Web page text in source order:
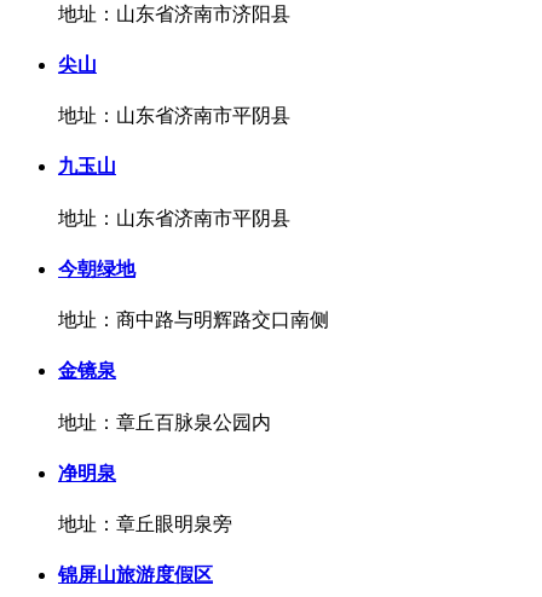
地址：山东省济南市济阳县
尖山
地址：山东省济南市平阴县
九玉山
地址：山东省济南市平阴县
今朝绿地
地址：商中路与明辉路交口南侧
金镜泉
地址：章丘百脉泉公园内
净明泉
地址：章丘眼明泉旁
锦屏山旅游度假区